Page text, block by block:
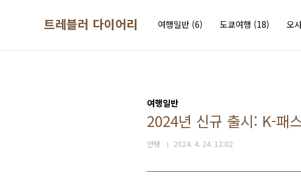
트레블러 다이어리 여행일반 (6) 도쿄여행 (18) 오
여행일반
2024년 신규 출시: K-패
안탱 2024. 4. 24. 12:02